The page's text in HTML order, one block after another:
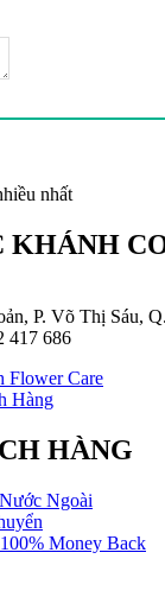
nhất
KHÁNH
P. Võ Thị Sáu,
417 686
Flower Care
Hàng
HÀNG
Ngoài
Money Back